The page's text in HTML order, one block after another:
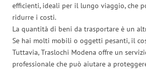
efficienti, ideali per il lungo viaggio, che
ridurre i costi.
La quantità di beni da trasportare è un
Se hai molti mobili o oggetti pesanti, il
Tuttavia, Traslochi Modena offre un
professionale che può aiutare a